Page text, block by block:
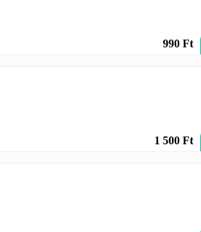
990 Ft
1 500 Ft